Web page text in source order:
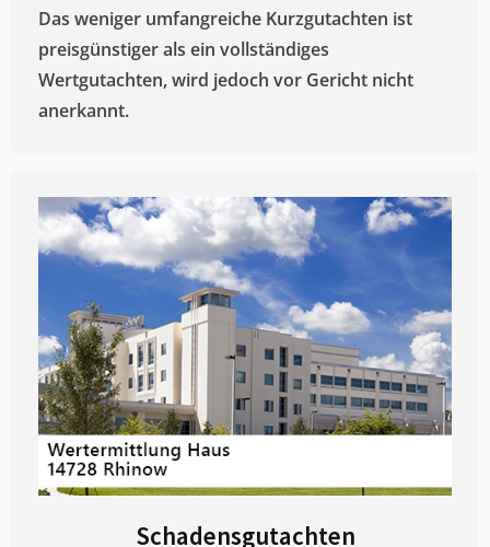
Das weniger umfangreiche Kurzgutachten ist
preisgünstiger als ein vollständiges
Wertgutachten, wird jedoch vor Gericht nicht
anerkannt.
Schadensgutachten